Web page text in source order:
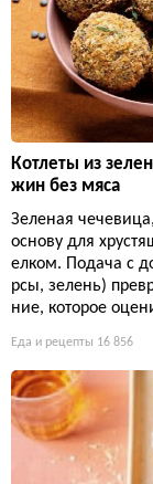
Котлеты из
жин без мяса
Зеленая
основу для
елком. Подача с
рсы, зелень)
ние, которое
Еда и рецепты 16 856